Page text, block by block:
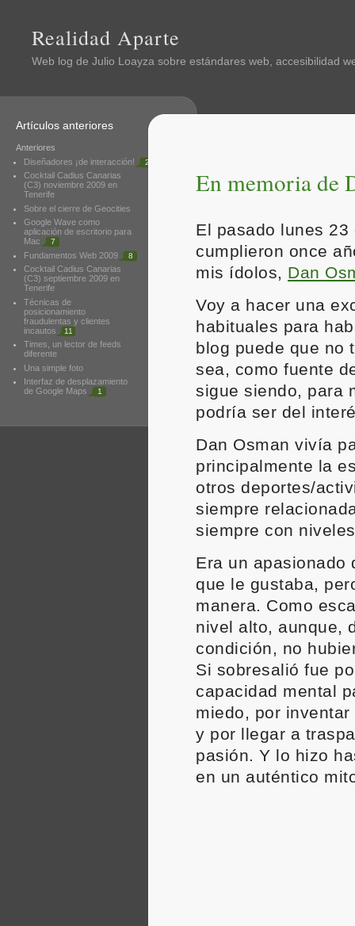
Realidad Aparte
Web log de Julio Loayza sobre estándares web, accesibilidad
En memoria de
El pasado lunes
cumplieron once
mis ídolos, Dan
Voy a hacer una
habituales para
blog puede que no
sea, como fuente
sigue siendo, para
podría ser del
Dan Osman vivía
principalmente la
otros deportes/
siempre
siempre con
Era un apasionado
que le gustaba,
manera. Como
nivel alto, aunque,
condición, no
Si sobresalió fue
capacidad mental
miedo, por
y por llegar a
pasión. Y lo hizo
en un auténtico
Artículos anteriores
Anteriores
Diseñadores ¡de interacción!
2
Cocktail Cadius Canarias
(C3) noviembre 2009 en
Tenerife
Sobre el cierre de Geocities
Google Wave como
aplicación de escritorio para
Mac
7
Fundamentos Web 2009 8
Cocktail Cadius Canarias
(C3) septiembre 2009 en
Tenerife
Técnicas de
posicionamiento
fraudulentas y clientes
incautos
11
Times, un lector de feeds
diferente
Una simple foto
Interfaz de desplazamiento
de Google Maps
1